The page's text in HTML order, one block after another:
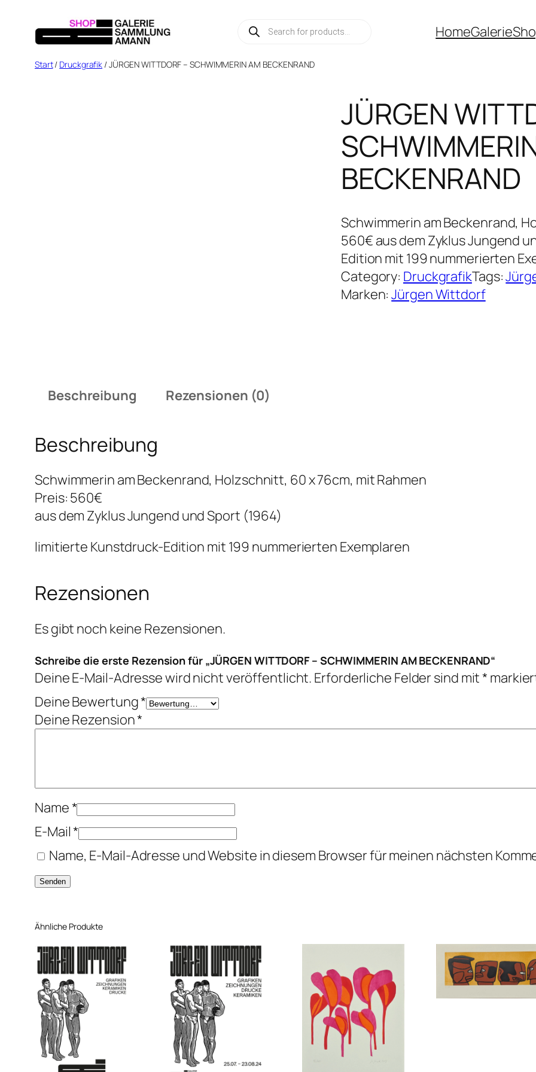
Inhalt
springen
Products
search HomeGalerie
Start/ Druckgrafik / JÜRGEN WITTDORF – SCHWIMMERIN AM BECKENRAND
JÜRGEN
BECKENRAND
Schwimmerin am Beckenrand,
560€ aus dem Zyklus Jungend
Edition mit 199 nummerierten
Category: DruckgrafikTags:
Marken:Jürgen Wittdorf
Beschreibung Rezensionen (0)
Beschreibung
Schwimmerin am Beckenrand, Holzschnitt, 60 x 76cm, mit Rahmen
Preis: 560€
aus dem Zyklus Jungend und Sport (1964)
limitierte Kunstdruck-Edition mit 199 nummerierten Exemplaren
Rezensionen
Es gibt noch keine Rezensionen.
Schreibe die erste Rezension für „JÜRGEN WITTDORF – SCHWIMMERIN AM BECKENRAND“
Deine E-Mail-Adresse wird nicht veröffentlicht. Erforderliche Felder sind mit*
Deine Bewertung*
Deine Rezension*
Name*
E-Mail*
Name, E-Mail-Adresse und Website in diesem Browser für meinen nächsten
Ähnliche Produkte